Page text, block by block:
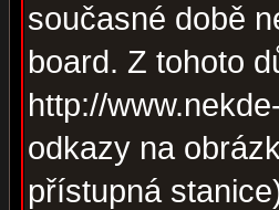
současné době
board. Z tohoto
http://
odkazy na
přístupná